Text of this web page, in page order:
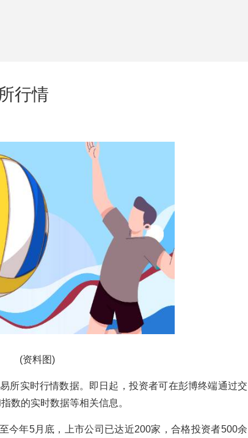
行情
(资料图)
所实时行情数据。即日起，投资者可在彭博终端通过交
数的实时数据等相关信息。
今年5月底，上市公司已达近200家，合格投资者500余